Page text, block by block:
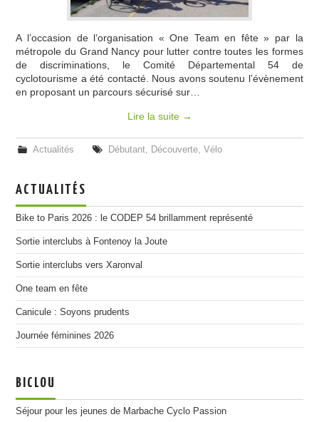
ESPACE MEMBRES
A l’occasion de l’organisation « One Team en fête » par la
métropole du Grand Nancy pour lutter contre toutes les formes
de discriminations, le Comité Départemental 54 de
cyclotourisme a été contacté. Nous avons soutenu l’évènement
en proposant un parcours sécurisé sur…
Lire la suite →
Actualités Débutant, Découverte, Vélo
ACTUALITÉS
Bike to Paris 2026 : le CODEP 54 brillamment représenté
Sortie interclubs à Fontenoy la Joute
Sortie interclubs vers Xaronval
One team en fête
Canicule : Soyons prudents
Journée féminines 2026
BICLOU
Séjour pour les jeunes de Marbache Cyclo Passion